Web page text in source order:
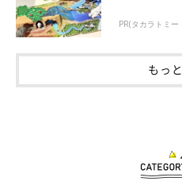
お迎え当初（左）と、今年2月下旬（
主さんのおうちでは、3匹の先
PR(タカラトミ
もっ